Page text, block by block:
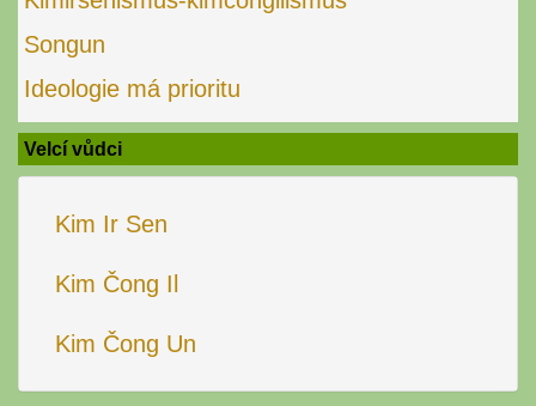
Songun
Ideologie má prioritu
Velcí vůdci
Kim Ir Sen
Kim Čong Il
Kim Čong Un